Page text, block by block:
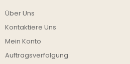
Über Uns
Kontaktiere Uns
Mein Konto
Auftragsverfolgung